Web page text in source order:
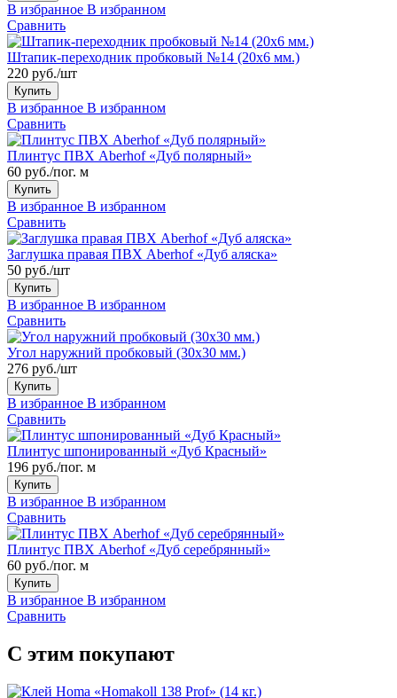
В избранное В избранном
Сравнить
Штапик-переходник пробковый №14 (20x6 мм.)
220 руб./шт
Купить
В избранное В избранном
Сравнить
Плинтус ПВХ Aberhof «Дуб полярный»
60 руб./пог. м
Купить
В избранное В избранном
Сравнить
Заглушка правая ПВХ Aberhof «Дуб аляска»
50 руб./шт
Купить
В избранное В избранном
Сравнить
Угол наружний пробковый (30x30 мм.)
276 руб./шт
Купить
В избранное В избранном
Сравнить
Плинтус шпонированный «Дуб Красный»
196 руб./пог. м
Купить
В избранное В избранном
Сравнить
Плинтус ПВХ Aberhof «Дуб серебрянный»
60 руб./пог. м
Купить
В избранное В избранном
Сравнить
С этим покупают